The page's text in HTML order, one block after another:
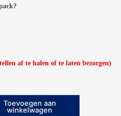
af te halen of te laten bezorgen)
Toevoegen aan
winkelwagen